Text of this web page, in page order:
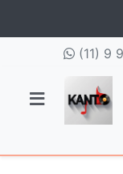
(11) 9